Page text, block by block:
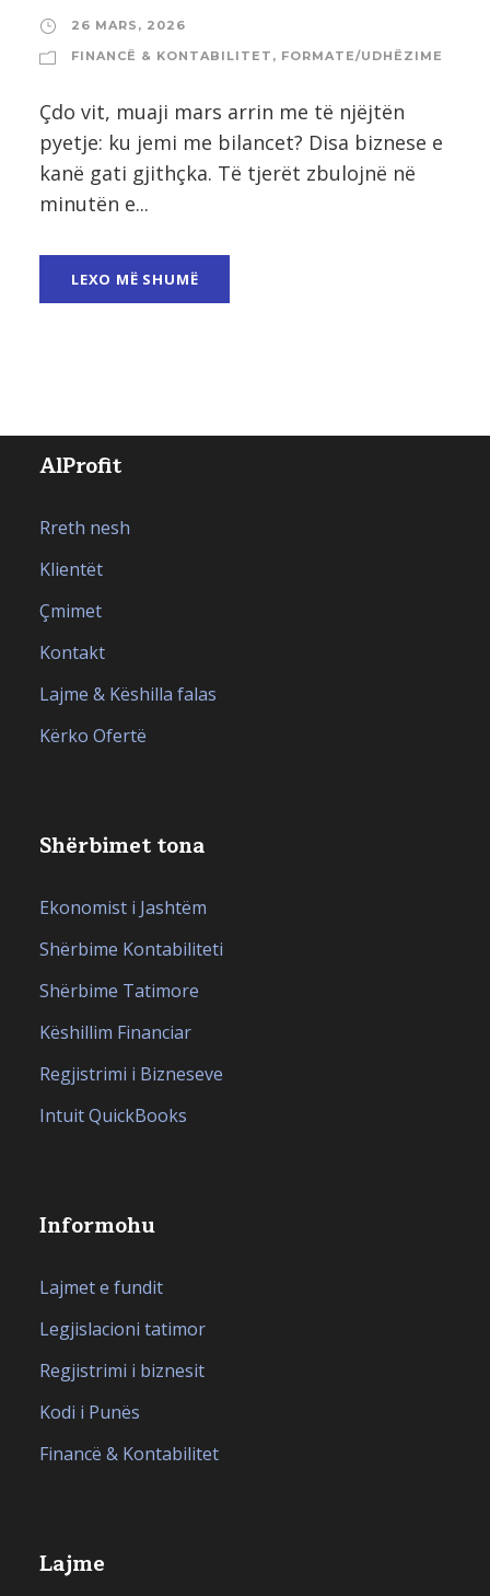
26 MARS, 2026
FINANCË & KONTABILITET , FORMATE/UDHËZIME
Çdo vit, muaji mars arrin me të njëjtën
pyetje: ku jemi me bilancet? Disa biznese e
kanë gati gjithçka. Të tjerët zbulojnë në
minutën e...
LEXO MË SHUMË
AlProfit
Rreth nesh
Klientët
Çmimet
Kontakt
Lajme & Këshilla falas
Kërko Ofertë
Shërbimet tona
Ekonomist i Jashtëm
Shërbime Kontabiliteti
Shërbime Tatimore
Këshillim Financiar
Regjistrimi i Bizneseve
Intuit QuickBooks
Informohu
Lajmet e fundit
Legjislacioni tatimor
Regjistrimi i biznesit
Kodi i Punës
Financë & Kontabilitet
Lajme